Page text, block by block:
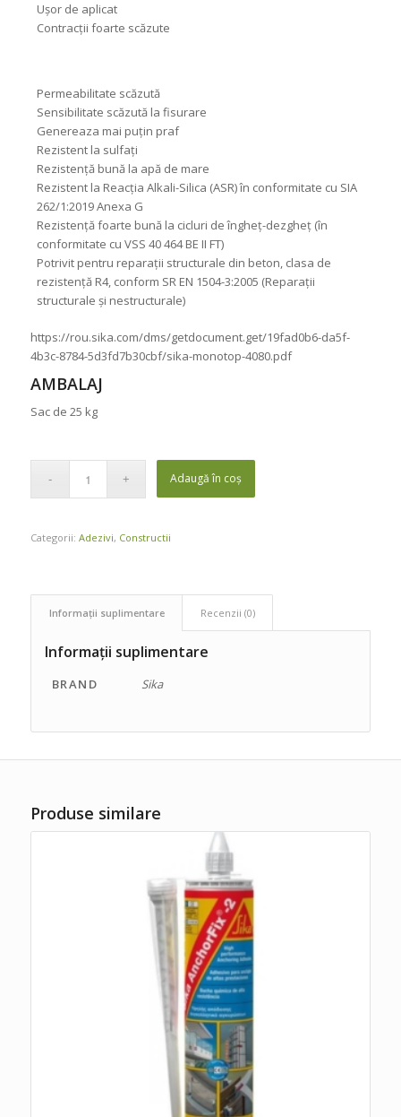
Ușor de aplicat
Contracții foarte scăzute
Permeabilitate scăzută
Sensibilitate scăzută la fisurare
Genereaza mai puțin praf
Rezistent la sulfați
Rezistență bună la apă de mare
Rezistent la Reacția Alkali-Silica (ASR) în conformitate cu SIA
262/1:2019 Anexa G
Rezistență foarte bună la cicluri de îngheț-dezgheț (în
conformitate cu VSS 40 464 BE II FT)
Potrivit pentru reparații structurale din beton, clasa de
rezistență R4, conform SR EN 1504-3:2005 (Reparații
structurale și nestructurale)
https://rou.sika.com/dms/getdocument.get/19fad0b6-da5f-
4b3c-8784-5d3fd7b30cbf/sika-monotop-4080.pdf
AMBALAJ
Sac de 25 kg
Adaugă în coș
Categorii: Adezivi, Constructii
Informații suplimentare Recenzii (0)
Informații suplimentare
BRAND Sika
Produse similare